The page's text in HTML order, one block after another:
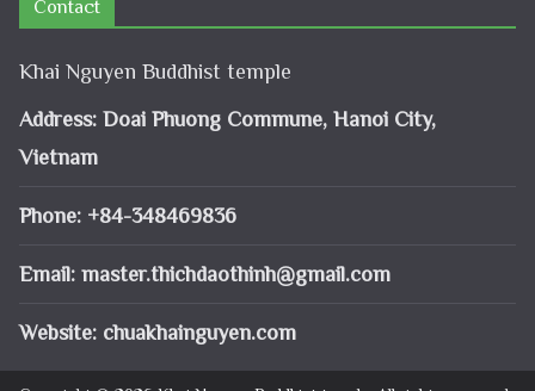
Contact
Khai Nguyen Buddhist temple
Address: Doai Phuong Commune, Hanoi City,
Vietnam
Phone: +84-348469836
Email: master.thichdaothinh@gmail.com
Website: chuakhainguyen.com